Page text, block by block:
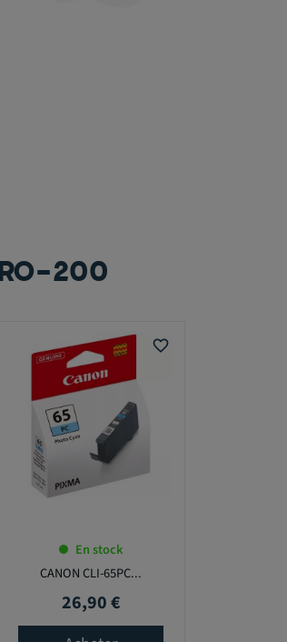
200
favorite_border
En stock
CANON CLI-65PC...
Prix
26,90 €